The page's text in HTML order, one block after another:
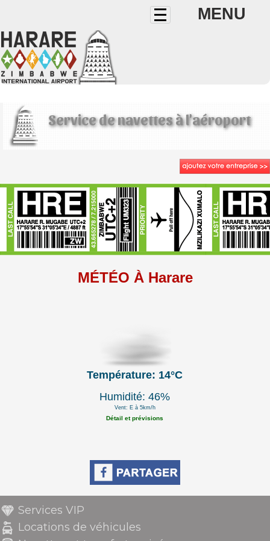
MENU
Service de navettes à l'aéroport
MÉTÉO À Harare
Température: 14°C
Humidité: 46%
Vent: E à 5km/h
Détail et prévisions
Services VIP
Locations de véhicules